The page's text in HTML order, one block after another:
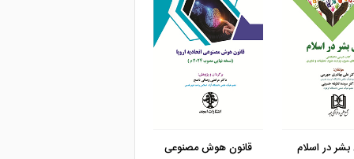
و خرید مشاهده و خرید
در اسلام
قانون هوش مصنوعی